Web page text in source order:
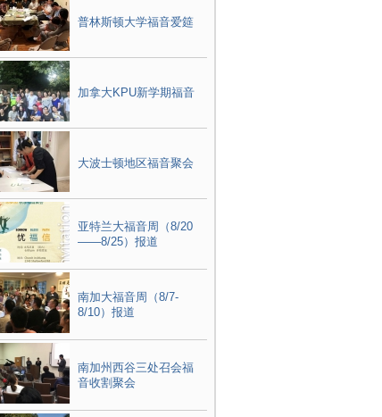
普林斯顿大学福音爱筵
加拿大KPU新学期福音
大波士顿地区福音聚会
亚特兰大福音周（8/20
——8/25）报道
南加大福音周（8/7-
8/10）报道
南加州西谷三处召会福
音收割聚会